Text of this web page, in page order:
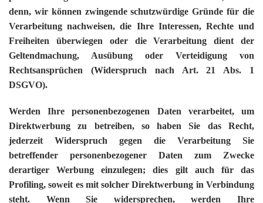
denn, wir können zwingende schutzwürdige Gründe für die
Verarbeitung nachweisen, die Ihre Interessen, Rechte und
Freiheiten überwiegen oder die Verarbeitung dient der
Geltendmachung, Ausübung oder Verteidigung von
Rechtsansprüchen (Widerspruch nach Art. 21 Abs. 1
DSGVO).
Werden Ihre personenbezogenen Daten verarbeitet, um
Direktwerbung zu betreiben, so haben Sie das Recht,
jederzeit Widerspruch gegen die Verarbeitung Sie
betreffender personenbezogener Daten zum Zwecke
derartiger Werbung einzulegen; dies gilt auch für das
Profiling, soweit es mit solcher Direktwerbung in Verbindung
steht. Wenn Sie widersprechen, werden Ihre